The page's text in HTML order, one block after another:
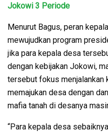
Jokowi 3 Periode
Menurut Bagus, peran
mewujudkan program
jika para kepala desa
dengan kebijakan Jokowi,
tersebut fokus menjalankan
memajukan desa dengan
mafia tanah di desanya
“Para kepala desa